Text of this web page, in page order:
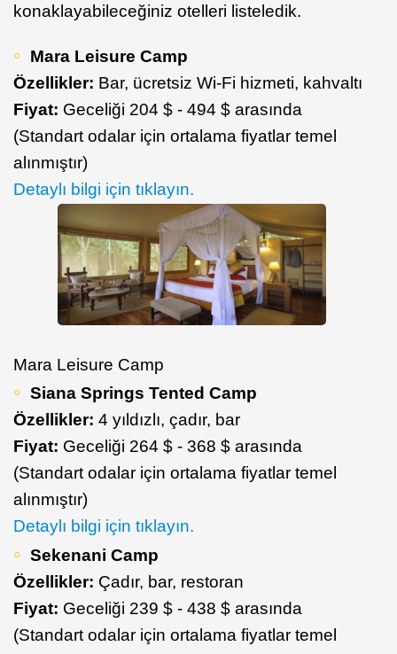
konaklayabileceğiniz otelleri listeledik.
Mara Leisure Camp
Özellikler: Bar, ücretsiz Wi-Fi hizmeti, kahvaltı
Fiyat: Geceliği 204 $ - 494 $ arasında
(Standart odalar için ortalama fiyatlar temel
alınmıştır)
Detaylı bilgi için tıklayın.
Mara Leisure Camp
Siana Springs Tented Camp
Özellikler: 4 yıldızlı, çadır, bar
Fiyat: Geceliği 264 $ - 368 $ arasında
(Standart odalar için ortalama fiyatlar temel
alınmıştır)
Detaylı bilgi için tıklayın.
Sekenani Camp
Özellikler: Çadır, bar, restoran
Fiyat: Geceliği 239 $ - 438 $ arasında
(Standart odalar için ortalama fiyatlar temel